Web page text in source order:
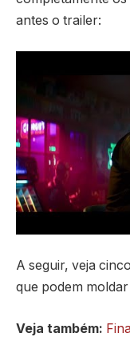
antes o trailer:
A seguir, veja
que podem
Veja também: